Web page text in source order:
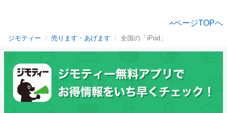
ページTOPへ
ジモティー 売ります・あげます 全国の「iPod」